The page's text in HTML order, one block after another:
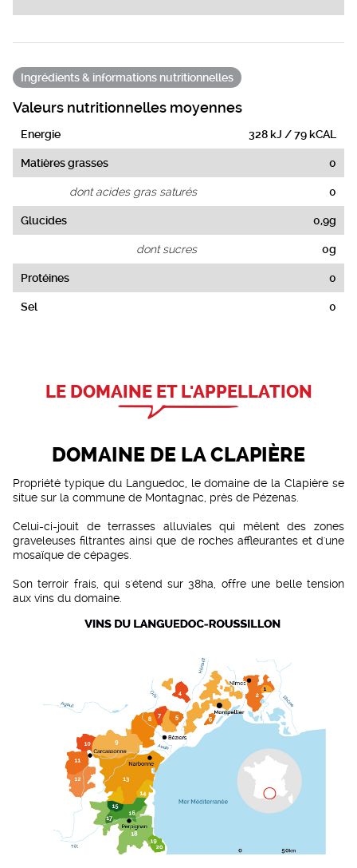
Ingrédients & informations nutritionnelles
Valeurs nutritionnelles moyennes
Energie 328 kJ / 79 kCAL
Matières grasses 0
dont acides gras saturés 0
Glucides 0,9g
dont sucres 0g
Protéines 0
Sel 0
LE DOMAINE ET L'APPELLATION
DOMAINE DE LA CLAPIÈRE
Propriété typique du Languedoc, le domaine de la Clapière se
situe sur la commune de Montagnac, près de Pézenas.
Celui-ci-jouit de terrasses alluviales qui mêlent des zones
graveleuses filtrantes ainsi que de roches affleurantes et d'une
mosaïque de cépages.
Son terroir frais, qui s'étend sur 38ha, offre une belle tension
aux vins du domaine.